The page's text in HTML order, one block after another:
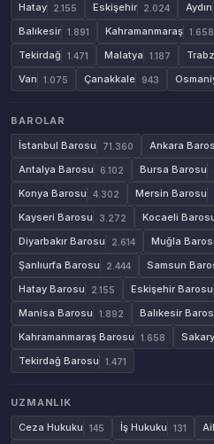
Hatay 2.155 Eskişehir 2.024 Aydın
Balıkesir 1.891 Kahramanmaraş 1.658
Tekirdağ 1.471 Malatya 1.187
Van 1.075 Çanakkale 943
BAROLAR
İstanbul Barosu
71.360 Ankara
Antalya Barosu 6.102 Bursa Barosu
Konya Barosu 4.302 Mersin Barosu
Kayseri Barosu 3.272 Kocaeli
Diyarbakır Barosu 2.614 Muğla
Şanlıurfa Barosu 2.444 Samsun
Hatay Barosu 2.155 Eskişehir Barosu
Manisa Barosu 1.892 Balıkesir
Kahramanmaraş Barosu 1.658
Tekirdağ Barosu 1.471
UZMANLIK
Ceza Hukuku
145 İş Hukuku 131